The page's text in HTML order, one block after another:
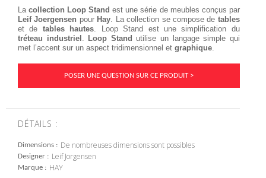
La collection Loop Stand est une série de meubles conçus par
Leif Joergensen pour Hay La collection se compose de tables
et de tables hautes Loop Stand est une simplification du
tréteau industriel Loop Stand utilise un langage simple qui
met l’accent sur un aspect tridimensionnel et graphique
POSER UNE QUESTION SUR CE PRODUIT >
DÉTAILS :
Dimensions De nombreuses dimensions sont possibles
Designer Leif Jorgensen
Marque HAY